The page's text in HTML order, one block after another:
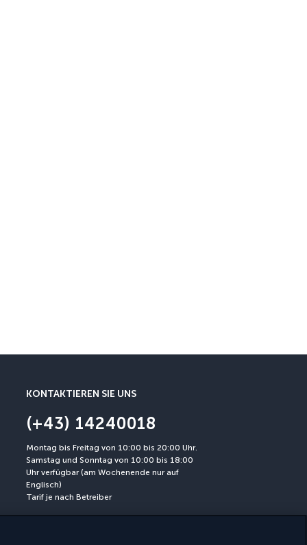
KONTAKTIEREN SIE UNS
(+43) 14240018
Montag bis Freitag von 10:00 bis 20:00 Uhr.
Samstag und Sonntag von 10:00 bis 18:00
Uhr verfügbar (am Wochenende nur auf
Englisch)
Tarif je nach Betreiber